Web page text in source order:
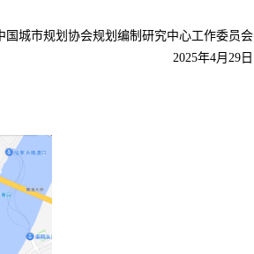
国城市规划协会规划编制研究中心工作委员会
2025年4月29日